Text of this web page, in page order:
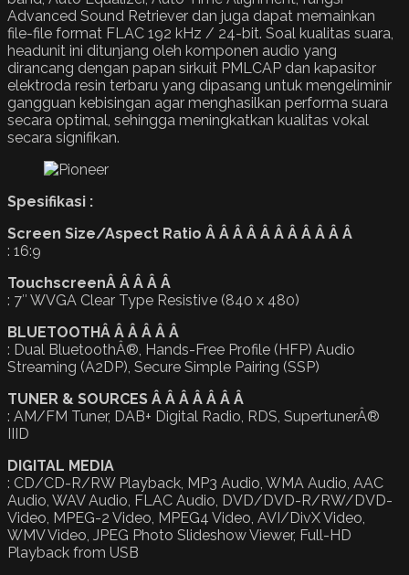
Advanced Sound Retriever dan juga dapat memainkan
file-file format FLAC 192 kHz / 24-bit. Soal kualitas suara,
headunit ini ditunjang oleh komponen audio yang
dirancang dengan papan sirkuit PMLCAP dan kapasitor
elektroda resin terbaru yang dipasang untuk mengeliminir
gangguan kebisingan agar menghasilkan performa suara
secara optimal, sehingga meningkatkan kualitas vokal
secara signifikan.
Spesifikasi :
Screen Size/Aspect Ratio Â Â Â Â Â Â Â Â Â Â Â
: 16:9
TouchscreenÂ Â Â Â Â
: 7″ WVGA Clear Type Resistive (840 x 480)
BLUETOOTHÂ Â Â Â Â Â
: Dual BluetoothÂ®, Hands-Free Profile (HFP) Audio
Streaming (A2DP), Secure Simple Pairing (SSP)
TUNER & SOURCES Â Â Â Â Â Â Â
: AM/FM Tuner, DAB+ Digital Radio, RDS, SupertunerÂ®
IIID
DIGITAL MEDIA
: CD/CD-R/RW Playback, MP3 Audio, WMA Audio, AAC
Audio, WAV Audio, FLAC Audio, DVD/DVD-R/RW/DVD-
Video, MPEG-2 Video, MPEG4 Video, AVI/DivX Video,
WMV Video, JPEG Photo Slideshow Viewer, Full-HD
Playback from USB